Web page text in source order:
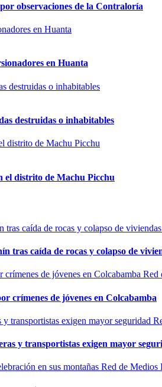
observaciones de la Contraloría
en Huanta
destruidas o inhabitables
el distrito de Machu Picchu
tras caída de rocas y colapso de
Red
crímenes de jóvenes en Colcabamba
y transportistas exigen mayor
Red de Medios